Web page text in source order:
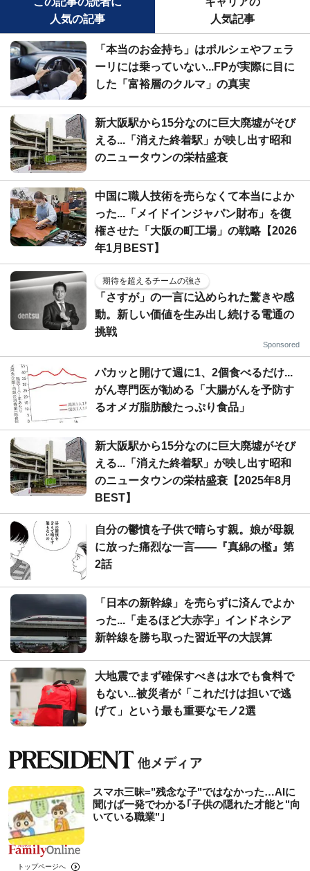
人気の記事
人気記事
「本当のお金持ち」はポルシェやフェラ
ーリには乗っていない...FPが実際に目に
した「富裕層のクルマ」の真実
新大阪駅から15分なのに巨大廃墟がそび
える...「消えた終着駅」が映し出す昭和
のニュータウンの栄枯盛衰
中国に職人技術を売らなくて本当によか
った...「メイドインジャパン財布」を復
権させた「大阪の町工場」の戦略【2026
年1月BEST】
期待を超えるチームの強さ
「さすが」の一言に込められた驚きや感
動。新しい価値を生み出し続ける電通の
挑戦
Sponsored
パカッと開けて週に1、2個食べるだけ...
がん専門医が勧める「大腸がんを予防す
るオメガ脂肪酸たっぷり食品」
新大阪駅から15分なのに巨大廃墟がそび
える...「消えた終着駅」が映し出す昭和
のニュータウンの栄枯盛衰【2025年8月
BEST】
自分の鬱憤を子供で晴らす親。娘が母親
に放った痛烈な一言――『真綿の檻』第
2話
「日本の新幹線」を売らずに済んでよか
った...「走るほど大赤字」インドネシア
新幹線を勝ち取った習近平の大誤算
大地震でまず確保すべきは水でも食料で
もない...被災者が「これだけは担いで逃
げて」という最も重要なモノ2選
スマホ三昧="残念な子"ではなかった…AIに
聞けば一発でわかる｢子供の隠れた才能と"向
いている職業"｣
トップページへ